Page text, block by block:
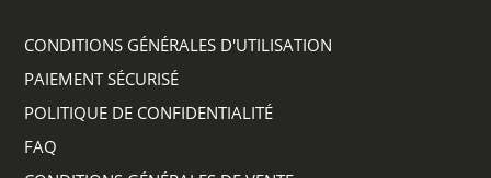
CONDITIONS GÉNÉRALES D'UTILISATION
PAIEMENT SÉCURISÉ
POLITIQUE DE CONFIDENTIALITÉ
FAQ